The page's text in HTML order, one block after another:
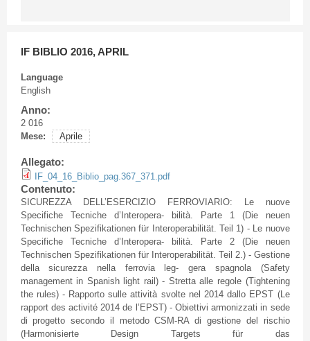
IF BIBLIO 2016, APRIL
Language
English
Anno:
2 016
Mese:
Aprile
Allegato:
IF_04_16_Biblio_pag.367_371.pdf
Contenuto:
SICUREZZA DELL’ESERCIZIO FERROVIARIO: Le nuove
Specifiche
Tecniche d’Interopera- bilità. Parte1 (Die neuen
Technischen Spezifikationen für Interoperabilität. Teil 1) - Le nuove
Specifiche
Tecniche d’Interopera- bilità. Parte2 (Die neuen
Technischen Spezifikationen für Interoperabilität. Teil 2.) - Gestione
della
sicurezza nella ferrovialeg-gera spagnola(Safety
management in Spanish light rail) - Stretta alle regole(Tightening
the rules) - Rapporto sulle attività svolte nel 2014dallo EPST (Le
rapport des activité2014 de l’EPST) - Obiettivi armonizzati in sede
di progetto secondo il metodo CSM-RA di gestionedel rischio
(HarmonisierteDesign Targets für
das